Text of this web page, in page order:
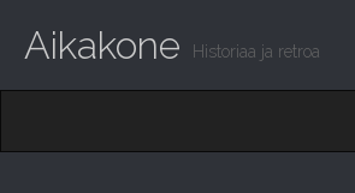
Aikakone Historiaa ja retroa